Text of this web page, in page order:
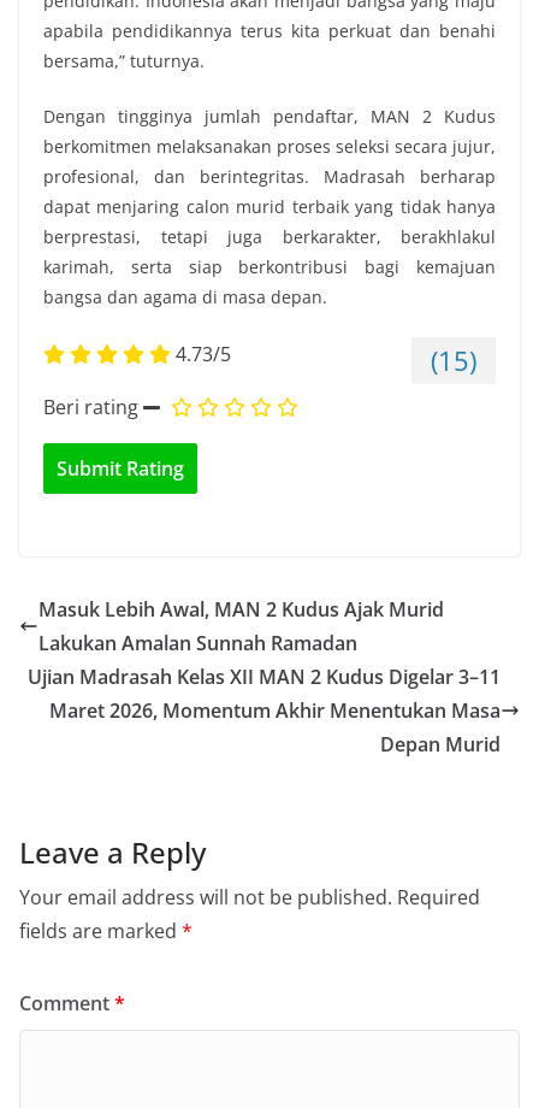
apabila pendidikannya terus kita perkuat dan benahi
bersama,” tuturnya.
Dengan tingginya jumlah pendaftar, MAN 2 Kudus
berkomitmen melaksanakan proses seleksi secara jujur,
profesional, dan berintegritas. Madrasah berharap
dapat menjaring calon murid terbaik yang tidak hanya
berprestasi, tetapi juga berkarakter, berakhlakul
karimah, serta siap berkontribusi bagi kemajuan
bangsa dan agama di masa depan.
4.73/5 (15)
Beri rating
Masuk Lebih Awal, MAN 2 Kudus Ajak Murid
Lakukan Amalan Sunnah Ramadan
Ujian Madrasah Kelas XII MAN 2 Kudus Digelar 3–11
Maret 2026, Momentum Akhir Menentukan Masa
Depan Murid
Leave a Reply
Your email address will not be published. Required
fields are marked *
Comment*